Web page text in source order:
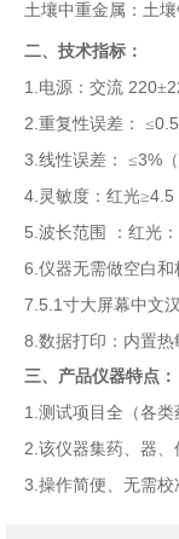
土壤中重金属：土
二、技术指标：
1. 电源：交流 220±
2. 重复性误差： ≤
3. 线性误差： ≤3% （
4. 灵敏度：红光≥4.5
5. 波长范围 ：红光：
6. 仪器无需做空白
7.5.1 寸大屏幕中文
8. 数据打印：内置
三、产品仪器特点：
1. 测试项目全（各
2. 该仪器集药、器
3. 操作简便、无需